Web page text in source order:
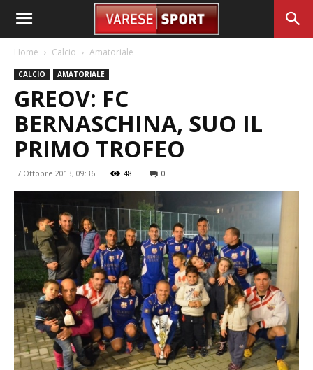
Home Calcio Amatoriale
CALCIO AMATORIALE
GREOV: FC
BERNASCHINA, SUO IL
PRIMO TROFEO
7 Ottobre 2013, 09:36 48 0